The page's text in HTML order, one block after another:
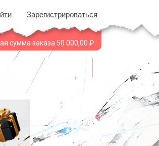
сумма заказа 50 000,00 ₽
Зарегистрироваться